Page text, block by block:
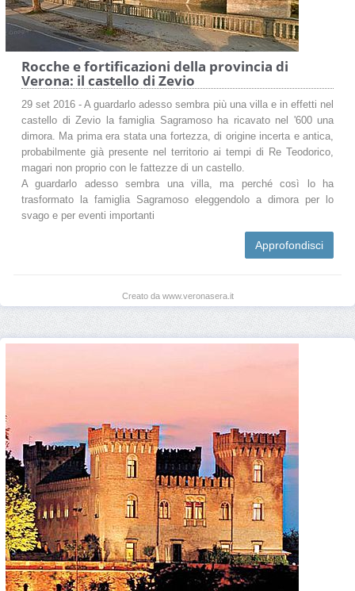
Rocche e fortificazioni della provincia di
Verona: il castello di Zevio
29 set 2016 - A guardarlo adesso sembra più una villa e in effetti nel
castello di Zevio la famiglia Sagramoso ha ricavato nel '600 una
dimora. Ma prima era stata una fortezza, di origine incerta e antica,
probabilmente già presente nel territorio ai tempi di Re Teodorico,
magari non proprio con le fattezze di un castello.
A guardarlo adesso sembra una villa, ma perché così lo ha
trasformato la famiglia Sagramoso eleggendolo a dimora per lo
svago e per eventi importanti
Approfondisci
Creato da www.veronasera.it